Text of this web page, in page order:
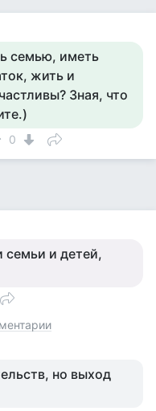
семью, иметь
жить и
Зная, что
0
семьи и детей,
но выход